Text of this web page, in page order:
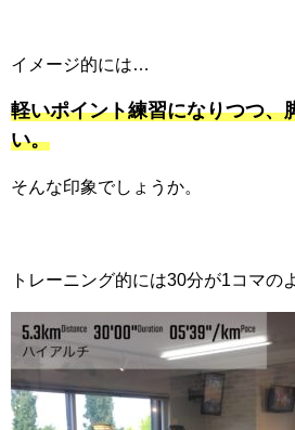
イメージ的には…
軽いポイント練習になりつつ、
い。
そんな印象でしょうか。
トレーニング的には30分が1コマの